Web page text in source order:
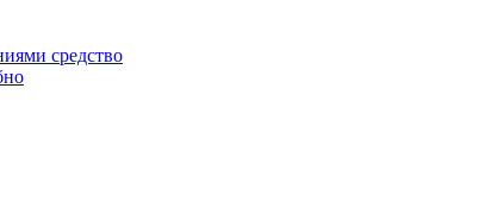
средство